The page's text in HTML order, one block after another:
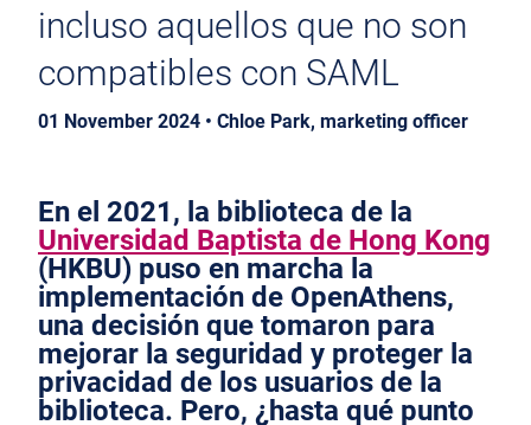
incluso aquellos que no son
compatibles con SAML
01 November 2024 • Chloe Park, marketing officer
En el 2021, la biblioteca de la
Universidad Baptista de Hong Kong
(HKBU) puso en marcha la
implementación de OpenAthens,
una decisión que tomaron para
mejorar la seguridad y proteger la
privacidad de los usuarios de la
biblioteca. Pero, ¿hasta qué punto